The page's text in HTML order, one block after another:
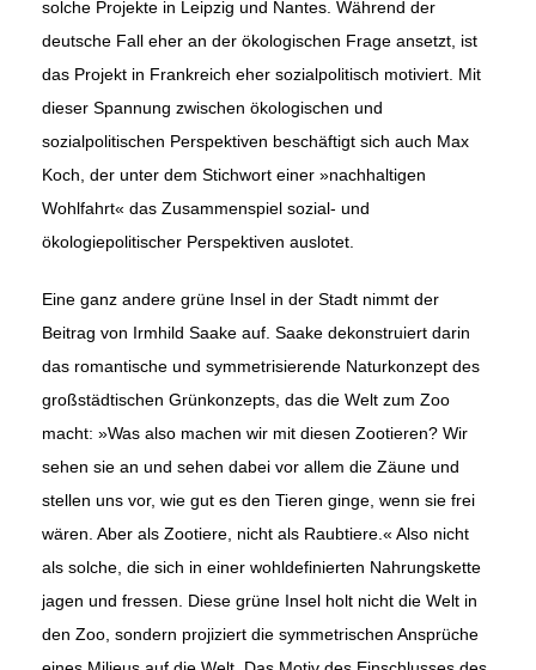
solche Projekte in Leipzig und Nantes. Während der
deutsche Fall eher an der ökologischen Frage ansetzt, ist
das Projekt in Frankreich eher sozialpolitisch motiviert. Mit
dieser Spannung zwischen ökologischen und
sozialpolitischen Perspek­tiven beschäftigt sich auch Max
Koch, der unter dem Stichwort einer »nachhaltigen
Wohlfahrt« das Zusammenspiel sozial- und
ökologiepolitischer Perspektiven auslotet.
Eine ganz andere grüne Insel in der Stadt nimmt der
Beitrag von Irmhild Saake auf. Saake dekonstruiert darin
das romantische und sym­metrisierende Naturkonzept des
großstädtischen Grünkonzepts, das die Welt zum Zoo
macht: »Was also machen wir mit diesen Zootieren? Wir
sehen sie an und sehen dabei vor allem die Zäune und
stellen uns vor, wie gut es den Tieren ginge, wenn sie frei
wären. Aber als Zootiere, nicht als Raubtiere.« Also nicht
als solche, die sich in einer wohldefinier­ten Nahrungskette
jagen und fressen. Diese grüne Insel holt nicht die Welt in
den Zoo, sondern projiziert die symmetrischen Ansprüche